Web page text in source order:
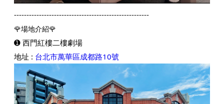
------------------------------------------------------
🌹場地介紹🌹
➊ 西門紅樓二樓劇場
地址 : 台北市萬華區成都路10號